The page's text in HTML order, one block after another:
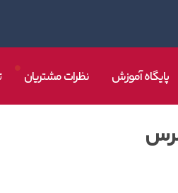
پایگاه آموزش نظرات مشتریان